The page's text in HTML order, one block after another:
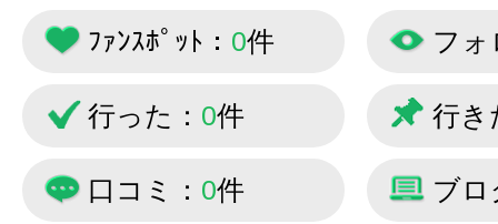
ﾌｧﾝｽﾎﾟｯﾄ： 0件 フォ
行った： 0件 行き
口コミ： 0件 ブロ